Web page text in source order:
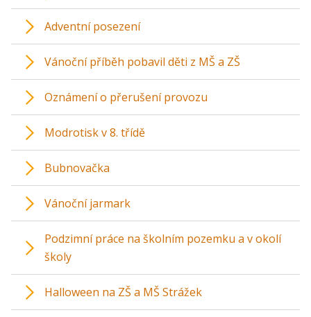
Adventní posezení
Vánoční příběh pobavil děti z MŠ a ZŠ
Oznámení o přerušení provozu
Modrotisk v 8. třídě
Bubnovačka
Vánoční jarmark
Podzimní práce na školním pozemku a v okolí
školy
Halloween na ZŠ a MŠ Strážek